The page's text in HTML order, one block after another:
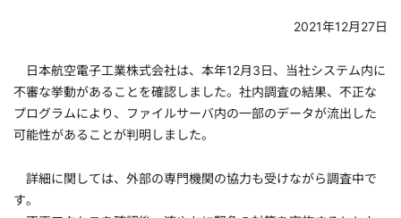
2021年12月27日
日本航空電子工業株式会社は、本年12月3日、当社システム内に
不審な挙動があることを確認しました。社内調査の結果、不正な
プログラムにより、ファイルサーバ内の一部のデータが流出した
可能性があることが判明しました。
詳細に関しては、外部の専門機関の協力も受けながら調査中で
す。